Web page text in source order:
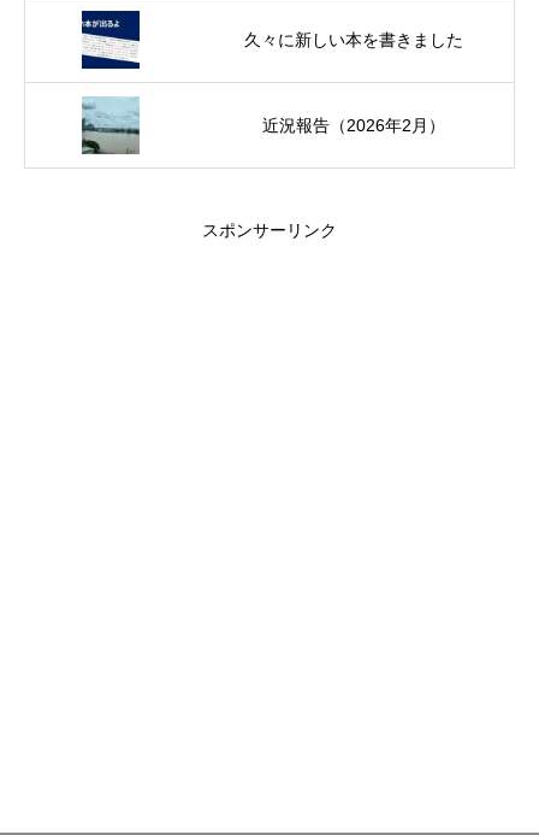
久々に新しい本を書きました
近況報告（2026年2月）
スポンサーリンク